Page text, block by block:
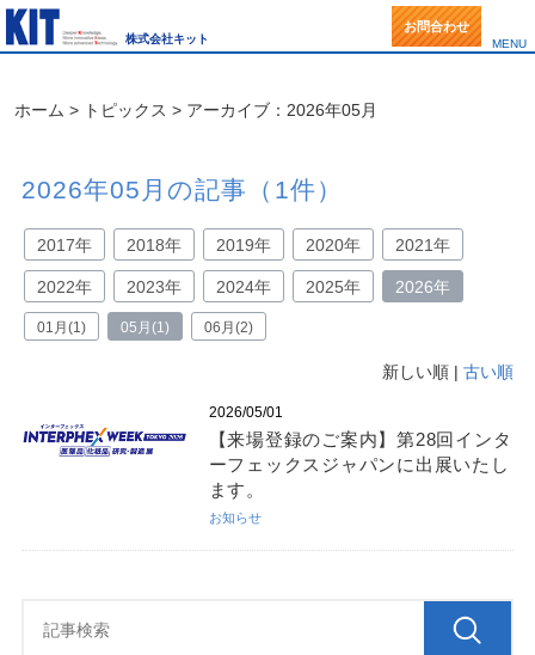
株式会社キット
お問合わせ
MENU
製品一覧(事例紹介)
IBC
サニタリーバルブ
CIP洗浄システム
Q&A
トピックス(新着情報)
カタログ・図面ダウンロード
ホーム > トピックス > アーカイブ：2026年05月
2026年05月の記事（1件）
2017年 2018年 2019年 2020年 2021年
2022年 2023年 2024年 2025年 2026年
01月(1) 05月(1) 06月(2)
新しい順 |古い順
2026/05/01
【来場登録のご案内】第28回インタ
ーフェックスジャパンに出展いたし
ます。
お知らせ